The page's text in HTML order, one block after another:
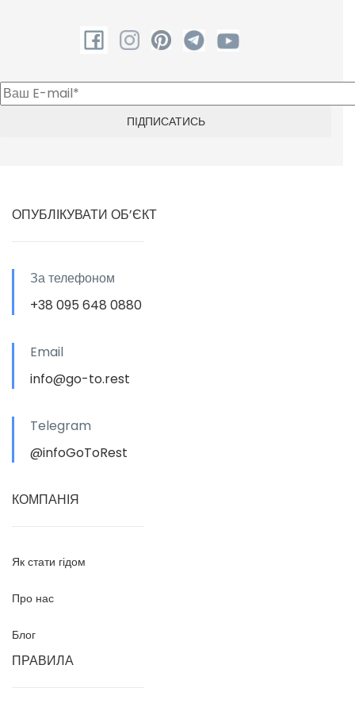
ОПУБЛІКУВАТИ ОБ’ЄКТ
За телефоном
+38 095 648 0880
Email
info@go-to.rest
Telegram
@infoGoToRest
КОМПАНІЯ
Як стати гідом
Про нас
Блог
ПРАВИЛА